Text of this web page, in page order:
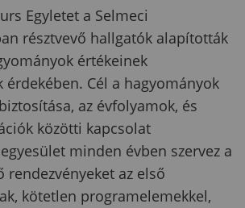
Egyletet a Selmeci
résztvevő hallgatók alapították
értékeinek
Cél a hagyományok
az évfolyamok, és
közötti kapcsolat
minden évben szervez a
rendezvényeket az első
kötetlen programelemekkel,